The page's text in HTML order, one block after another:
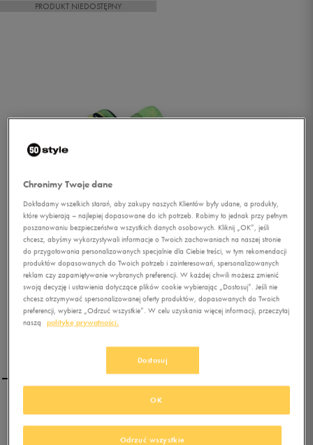
PRODUKT NIEDOSTĘPNY
NEW BALANCE WL574
Chronimy Twoje dane
Dokładamy wszelkich starań, aby zakupy naszych Klientów były udane, a produkty,
które wybierają – najlepiej dopasowane do ich potrzeb. Robimy to jednak przy pełnym
poszanowaniu bezpieczeństwa wszystkich danych osobowych. Kliknij „OK”, jeśli
chcesz, abyśmy wykorzystywali informacje o Twoich zachowaniach na naszej stronie
do przygotowania personalizowanych specjalnie dla Ciebie treści, w tym rekomendacji
produktów dopasowanych do Twoich potrzeb i zainteresowań, spersonalizowanych
reklam czy zapamiętywanie wybranych preferencji. W każdej chwili możesz zmienić
swoją decyzję i ustawienia dotyczące plików cookie wybierając „Dostosuj”. Jeśli nie
chcesz otrzymywać spersonalizowanej oferty produktów, dopasowanych do Twoich
preferencji, wybierz „Odrzuć wszystkie”. W celu uzyskania więcej informacji, przeczytaj
naszą
politykę prywatności.
Dostosuj
Odrzuć wszystkie
OK